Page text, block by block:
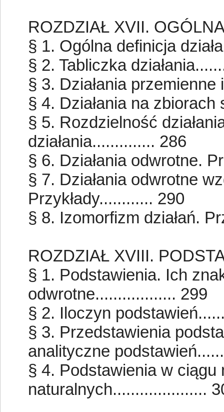
ROZDZIAŁ XVII.
§ 1. Ogólna definicja
§ 2. Tabliczka
§ 3. Działania przemienne
§ 4. Działania na
§ 5. Rozdzielność
działania.............. 286
§ 6. Działania odwrotne.
§ 7. Działania odwrotne
Przykłady............ 290
§ 8. Izomorfizm działań.
ROZDZIAŁ XVIII.
§ 1. Podstawienia. Ich
odwrotne.................. 299
§ 2. Iloczyn
§ 3. Przedstawienia
analityczne
§ 4. Podstawienia w
naturalnych.....................